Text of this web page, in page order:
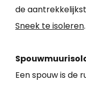
de
Sneek te isoleren.
Een spouw is de